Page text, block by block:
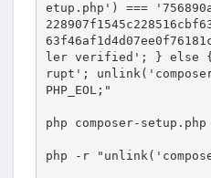
etup.php') ===
ler verified'; } else
rupt';
PHP_EOL;"
php composer-setup.php
php -r